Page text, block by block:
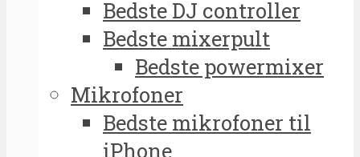
Bedste DJ controller
Bedste mixerpult
Bedste powermixer
Mikrofoner
Bedste mikrofoner til
iPhone